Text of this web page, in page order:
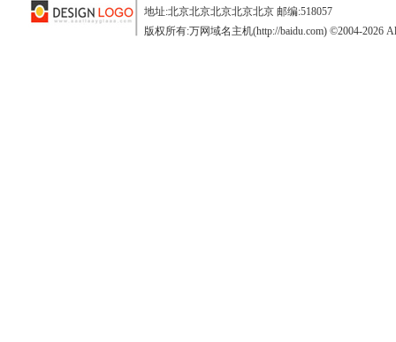
地址:北京北京北京北京北京 邮编:518057
版权所有:万网域名主机(http://baidu.com) ©2004-2026